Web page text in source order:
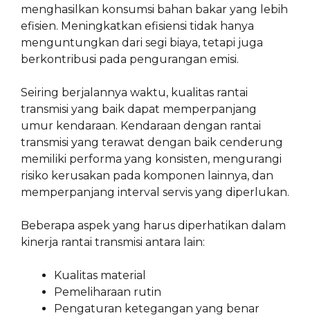
menghasilkan konsumsi bahan bakar yang lebih
efisien. Meningkatkan efisiensi tidak hanya
menguntungkan dari segi biaya, tetapi juga
berkontribusi pada pengurangan emisi.
Seiring berjalannya waktu, kualitas rantai
transmisi yang baik dapat memperpanjang
umur kendaraan. Kendaraan dengan rantai
transmisi yang terawat dengan baik cenderung
memiliki performa yang konsisten, mengurangi
risiko kerusakan pada komponen lainnya, dan
memperpanjang interval servis yang diperlukan.
Beberapa aspek yang harus diperhatikan dalam
kinerja rantai transmisi antara lain:
Kualitas material
Pemeliharaan rutin
Pengaturan ketegangan yang benar